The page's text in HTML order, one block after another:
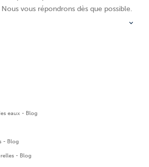
Nous vous répondrons dès que possible.
eaux - Blog
- Blog
- Blog